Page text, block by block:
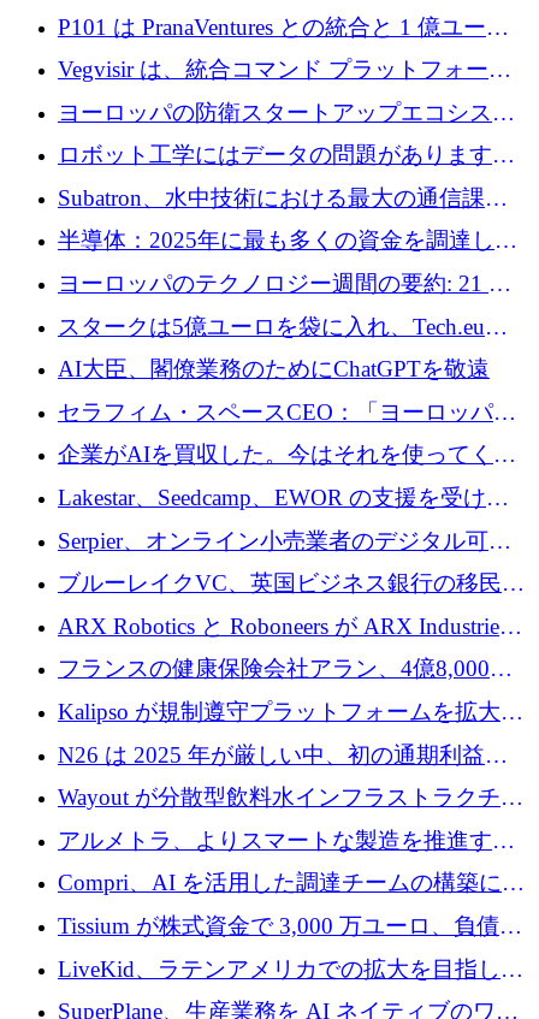
フォーム Ogma を買収して子ども向け言語療
法を拡大
P101 は PranaVentures との統合と 1 億ユーロ
のファンドによりシード投資に拡大
Vegvisir は、統合コマンド プラットフォーム
を通じて関連する無人システムを接続するた
めの資金を調達します
ヨーロッパの防衛スタートアップエコシステ
ムとなったハッカソン
ロボット工学にはデータの問題があります。
Macrodata Labs はそれを解決したいと考えて
Subatron、水中技術における最大の通信課題
の 1 つに取り組むために 16 万 2,000 ユーロを
半導体：2025年に最も多くの資金を調達した
10社
ヨーロッパのテクノロジー週間の要約: 21 億
ユーロの取引と Tech.eu Funding Explorer
スタークは5億ユーロを袋に入れ、Tech.eu
Funding Explorerの立ち上げ、そしてルクセン
ブルクの大きな野望
AI大臣、閣僚業務のためにChatGPTを敬遠
セラフィム・スペースCEO：「ヨーロッパは
追いつきつつある」
企業がAIを買収した。今はそれを使ってくれ
る人々が必要です
Lakestar、Seedcamp、EWOR の支援を受け、
SE3 が自律システム用の空間 AI プラットフォ
ームを発表
Serpier、オンライン小売業者のデジタル可視
性向上を支援するために 140 万ユーロを調達
ブルーレイクVC、英国ビジネス銀行の移民主
導スタートアップ支援で初のファンド獲得に
ARX Robotics と Roboneers が ARX Industries
を設立し、無人地上車両の生産を拡大
フランスの健康保険会社アラン、4億8,000万
ユーロの資金調達ラウンドで合意
Kalipso が規制遵守プラットフォームを拡大す
るために 320 万ドルを調達
N26 は 2025 年が厳しい中、初の通期利益を
達成
Wayout が分散型飲料水インフラストラクチャ
プラットフォームを拡張するために 242 万ユ
ーロを調達
アルメトラ、よりスマートな製造を推進する
ためにシリーズ A で 1,630 万ユーロを確保
Compri、AI を活用した調達チームの構築に
320 万ユーロを確保
Tissium が株式資金で 3,000 万ユーロ、負債で
3,000 万ユーロを調達
LiveKid、ラテンアメリカでの拡大を目指して
Aldea を買収
SuperPlane、生産業務を AI ネイティブのワー